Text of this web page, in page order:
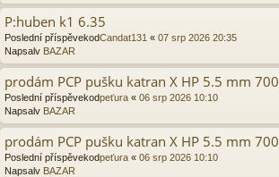
P:huben k1 6.35
Poslední příspěvekodCandat131 « 07 srp 2026 20:35
Napsalv BAZAR
prodám PCP pušku katran X HP 5.5 mm 700
Poslední příspěvekodpeťura « 06 srp 2026 10:10
Napsalv BAZAR
prodám PCP pušku katran X HP 5.5 mm 700
Poslední příspěvekodpeťura « 06 srp 2026 10:10
Napsalv BAZAR